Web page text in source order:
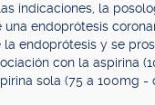
indicaciones, la
endoprótesis
endoprótesis y se
con la aspirina
sola (75 a 100mg